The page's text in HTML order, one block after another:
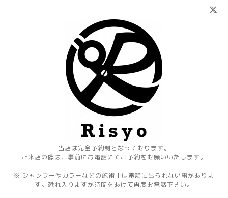
当店は完全予約制となっております。
ご来店の際は、事前にお電話にてご予約をお願いいたします。
※ シャンプーやカラーなどの施術中は電話に出られない事がありま
す。恐れ入りますが時間をあけて再度お電話下さい。